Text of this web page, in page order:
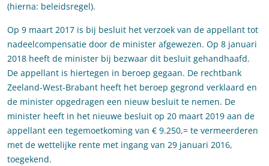
(hierna: beleidsregel).
Op 9 maart 2017 is bij besluit het verzoek van de appellant tot
nadeelcompensatie door de minister afgewezen. Op 8 januari
2018 heeft de minister bij bezwaar dit besluit gehandhaafd.
De appellant is hiertegen in beroep gegaan. De rechtbank
Zeeland-West-Brabant heeft het beroep gegrond verklaard en
de minister opgedragen een nieuw besluit te nemen. De
minister heeft in het nieuwe besluit op 20 maart 2019 aan de
appellant een tegemoetkoming van € 9.250,= te vermeerderen
met de wettelijke rente met ingang van 29 januari 2016,
toegekend.